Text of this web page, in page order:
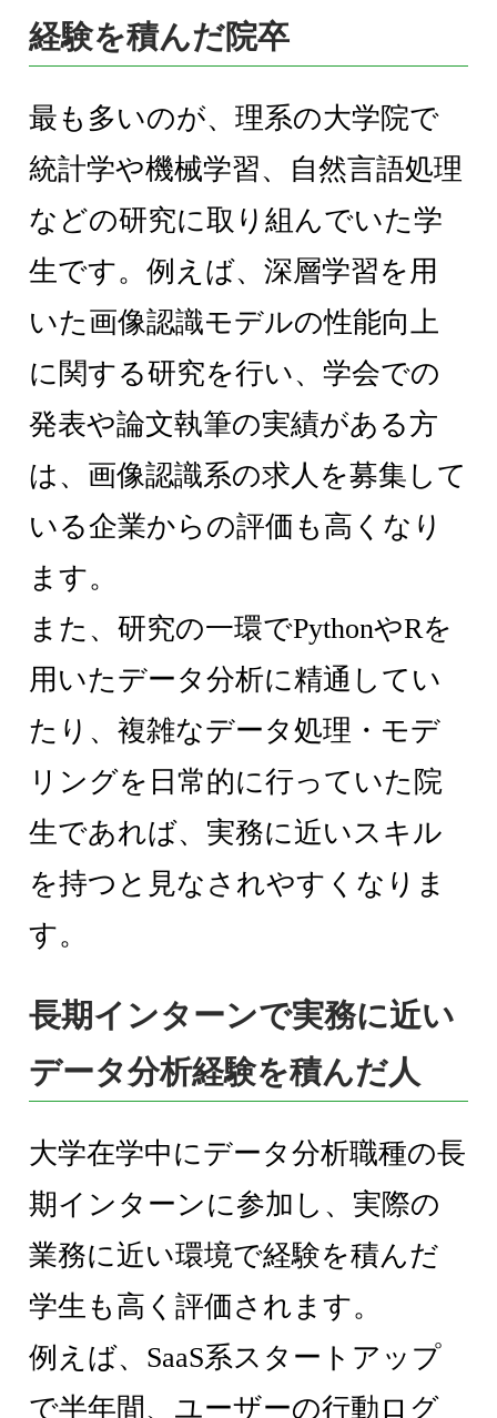
経験を積んだ院卒
最も多いのが、理系の大学院で
統計学や機械学習、自然言語処理
などの研究に取り組んでいた学
生です。例えば、深層学習を用
いた画像認識モデルの性能向上
に関する研究を行い、学会での
発表や論文執筆の実績がある方
は、画像認識系の求人を募集して
いる企業からの評価も高くなり
ます。
また、研究の一環でPythonやRを
用いたデータ分析に精通してい
たり、複雑なデータ処理・モデ
リングを日常的に行っていた院
生であれば、実務に近いスキル
を持つと見なされやすくなりま
す。
長期インターンで実務に近い
データ分析経験を積んだ人
大学在学中にデータ分析職種の長
期インターンに参加し、実際の
業務に近い環境で経験を積んだ
学生も高く評価されます。
例えば、SaaS系スタートアップ
で半年間、ユーザーの行動ログ